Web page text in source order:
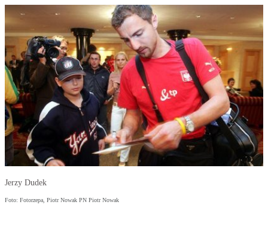
Jerzy Dudek
Foto: Fotorzepa, Piotr Nowak PN Piotr Nowak